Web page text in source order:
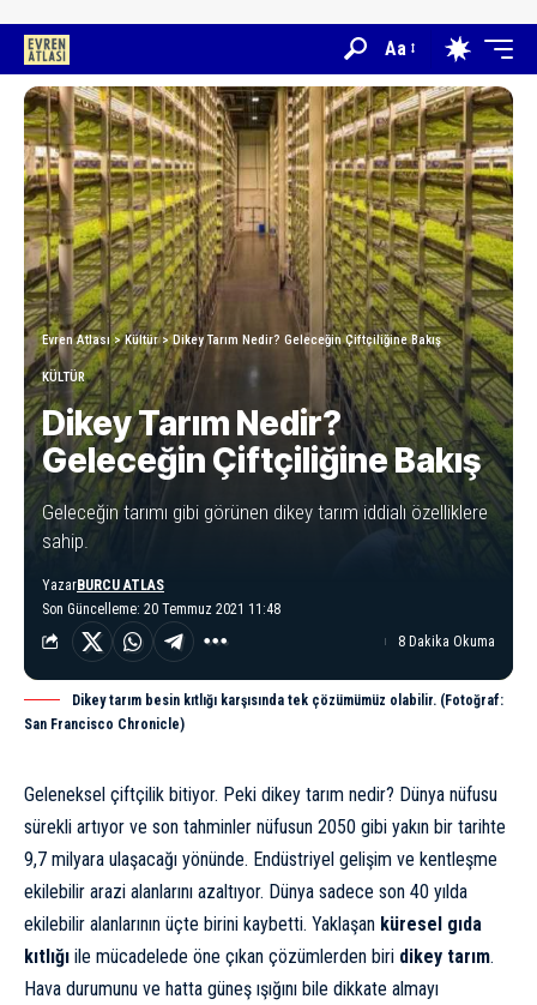
Aa
Evren Atlası >Kültür>Dikey Tarım Nedir? Geleceğin Çiftçiliğine Bakış
KÜLTÜR
Dikey Tarım Nedir?
Geleceğin Çiftçiliğine Bakış
Geleceğin tarımı gibi görünen dikey tarım iddialı özelliklere
sahip.
Son Güncelleme: 20 Temmuz 2021 11:48
YazarBURCU ATLAS
8 Dakika Okuma
Dikey tarım besin kıtlığı karşısında tek çözümümüz olabilir. (Fotoğraf:
San Francisco Chronicle)
Geleneksel çiftçilik bitiyor. Peki dikey tarım nedir? Dünya nüfusu
sürekli artıyor ve son tahminler nüfusun 2050 gibi yakın bir tarihte
9,7 milyara ulaşacağı yönünde. Endüstriyel gelişim ve kentleşme
ekilebilir arazi alanlarını azaltıyor. Dünya sadece son 40 yılda
ekilebilir alanlarının üçte birini kaybetti. Yaklaşan küresel gıda
kıtlığı ile mücadelede öne çıkan çözümlerden biri dikey tarım.
Hava durumunu ve hatta güneş ışığını bile dikkate almayı